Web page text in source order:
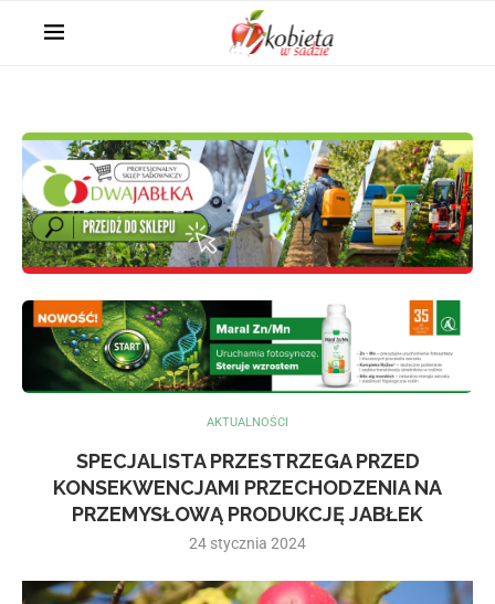
AKTUALNOŚCI
SPECJALISTA PRZESTRZEGA PRZED
KONSEKWENCJAMI PRZECHODZENIA NA
PRZEMYSŁOWĄ PRODUKCJĘ JABŁEK
24 stycznia 2024